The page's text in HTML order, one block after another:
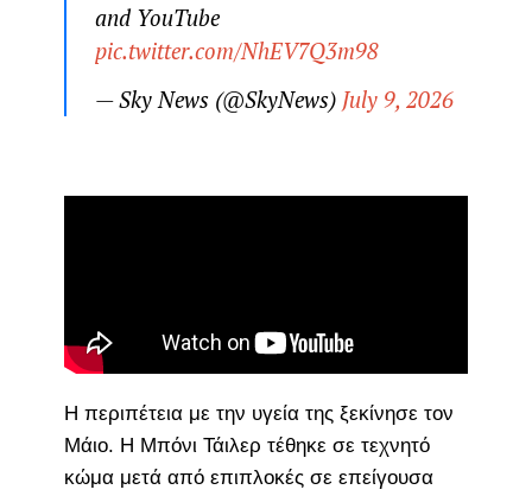
and YouTube
pic.twitter.com/NhEV7Q3m98
— Sky News (@SkyNews) July 9, 2026
Η περιπέτεια με την υγεία της ξεκίνησε τον
Μάιο. Η Μπόνι Τάιλερ τέθηκε σε τεχνητό
κώμα μετά από επιπλοκές σε επείγουσα